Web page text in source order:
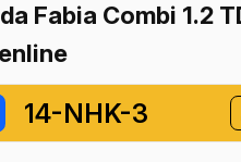
Fabia Combi 1.2
14-NHK-3